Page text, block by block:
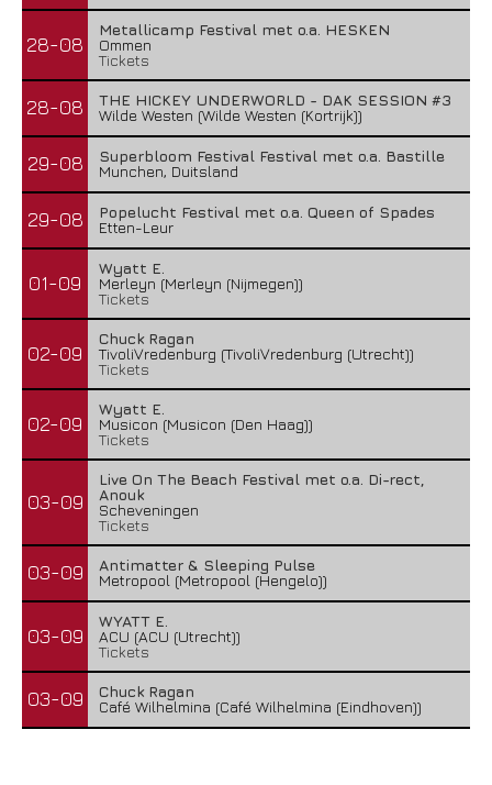
28-08
Metallicamp Festival met o.a. HESKEN
Ommen
Tickets
28-08
THE HICKEY UNDERWORLD - DAK SESSION #3
Wilde Westen (Wilde Westen (Kortrijk))
29-08
Superbloom Festival Festival met o.a. Bastille
Munchen, Duitsland
29-08
Popelucht Festival met o.a. Queen of Spades
Etten-Leur
01-09
Wyatt E.
Merleyn (Merleyn (Nijmegen))
Tickets
02-09
Chuck Ragan
TivoliVredenburg (TivoliVredenburg (Utrecht))
Tickets
02-09
Wyatt E.
Musicon (Musicon (Den Haag))
Tickets
03-09
Live On The Beach Festival met o.a. Di-rect,
Anouk
Scheveningen
Tickets
03-09
Antimatter & Sleeping Pulse
Metropool (Metropool (Hengelo))
03-09
WYATT E.
ACU (ACU (Utrecht))
Tickets
03-09
Chuck Ragan
Café Wilhelmina (Café Wilhelmina (Eindhoven))